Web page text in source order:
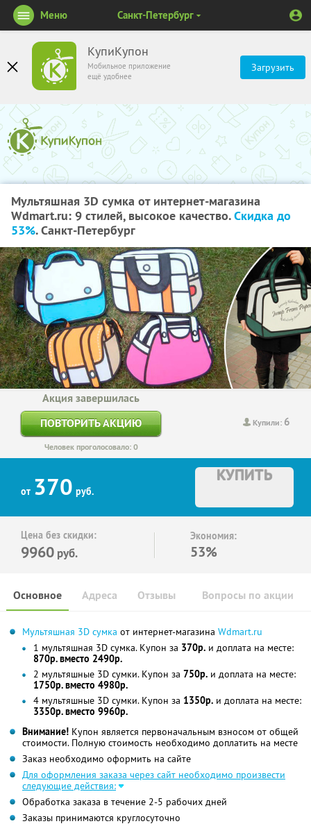
КупиКупон
Мобильное приложение
ещё удобнее
Загрузить
Меню Санкт-Петербург
Мультяшная 3D сумка от интернет-магазина
Wdmart.ru: 9 стилей, высокое качество.Скидка до
53%. Санкт-Петербург
Купили: 6
Акция завершилась
ПОВТОРИТЬ АКЦИЮ
Человек проголосовало: 0
от 370 руб.
КУПИТЬ
Цена без скидки:
9960 руб.
Экономия:
53%
Основное Отзывы Вопросы по акции
Адреса
Мультяшная 3D сумка от интернет-магазина Wdmart.ru
1 мультяшная 3D сумка. Купон за 370р. и доплата на месте:
870р. вместо 2490р.
2 мультяшные 3D сумки. Купон за 750р. и доплата на месте:
1750р. вместо 4980р.
4 мультяшные 3D сумки. Купон за 1350р. и доплата на месте:
3350р. вместо 9960р.
Внимание! Купон является первоначальным взносом от общей
стоимости. Полную стоимость необходимо доплатить на месте
Заказ необходимо оформить на сайте
Для оформления заказа через сайт необходимо произвести
следующие действия:
Обработка заказа в течение 2-5 рабочих дней
Заказы принимаются круглосуточно